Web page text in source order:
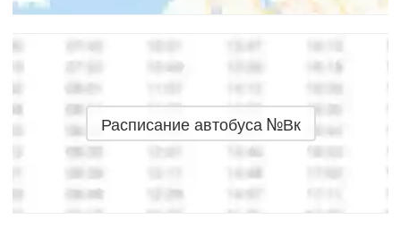
Расписание автобуса №Вк